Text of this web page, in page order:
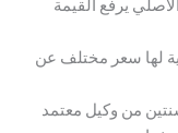
2000 الأصلية لها سعر مختلف عن
من وكيل معتمد